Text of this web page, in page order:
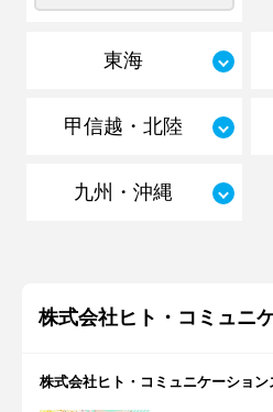
東海
甲信越・北陸
九州・沖縄
株式会社ヒト・コミュニ
株式会社ヒト・コミュニケーショ